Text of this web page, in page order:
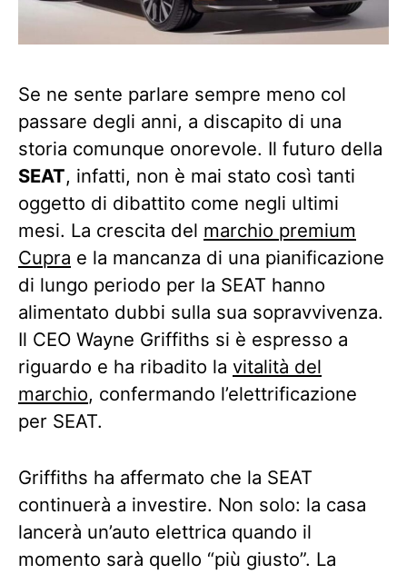
Se ne sente parlare sempre meno col
passare degli anni, a discapito di una
storia comunque onorevole. Il futuro della
SEAT, infatti, non è mai stato così tanti
oggetto di dibattito come negli ultimi
mesi. La crescita del marchio premium
Cupra e la mancanza di una pianificazione
di lungo periodo per la SEAT hanno
alimentato dubbi sulla sua sopravvivenza.
Il CEO Wayne Griffiths si è espresso a
riguardo e ha ribadito la vitalità del
marchio, confermando l’elettrificazione
per SEAT.
Griffiths ha affermato che la SEAT
continuerà a investire. Non solo: la casa
lancerà un’auto elettrica quando il
momento sarà quello “più giusto”. La